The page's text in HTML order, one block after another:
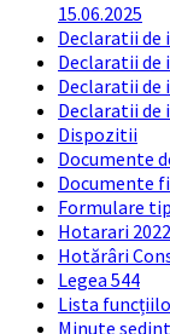
15.06.2025
Declaratii de
Declaratii de
Declaratii de
Declaratii de
Dispozitii
Documente
Documente
Formulare tip
Hotarari 2022
Hotărâri
Legea 544
Lista
Minute